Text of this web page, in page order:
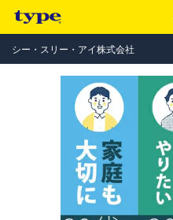
シー・スリー・アイ株式会社